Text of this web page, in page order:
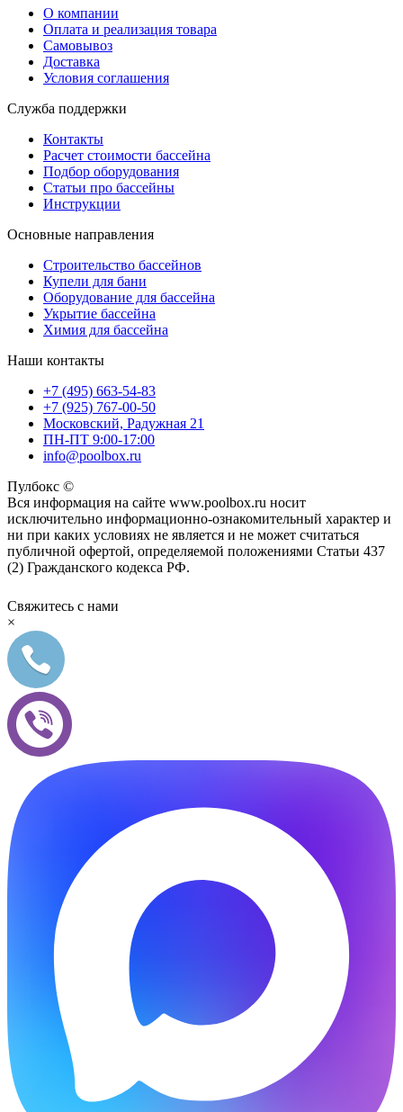
О компании
Оплата и реализация товара
Самовывоз
Доставка
Условия соглашения
Служба поддержки
Контакты
Расчет стоимости бассейна
Подбор оборудования
Статьи про бассейны
Инструкции
Основные направления
Строительство бассейнов
Купели для бани
Оборудование для бассейна
Укрытие бассейна
Химия для бассейна
Наши контакты
+7 (495) 663-54-83
+7 (925) 767-00-50
Московский, Радужная 21
ПН-ПТ 9:00-17:00
info@poolbox.ru
Пулбокс ©
Вся информация на сайте www.poolbox.ru носит
исключительно информационно-ознакомительный характер и
ни при каких условиях не является и не может считаться
публичной офертой, определяемой положениями Статьи 437
(2) Гражданского кодекса РФ.
Свяжитесь с нами
×